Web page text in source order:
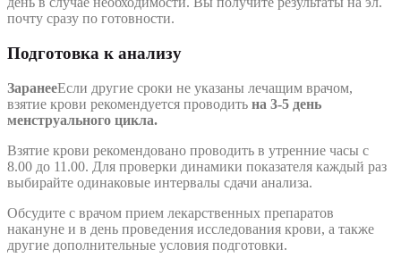
почту сразу по готовности.
Подготовка к анализу
ЗаранееЕсли другие сроки не указаны лечащим врачом,
взятие крови рекомендуется проводить на 3-5 день
менструального цикла.
Взятие крови рекомендовано проводить в утренние часы с
8.00 до 11.00. Для проверки динамики показателя каждый раз
выбирайте одинаковые интервалы сдачи анализа.
Обсудите с врачом прием лекарственных препаратов
накануне и в день проведения исследования крови, а также
другие дополнительные условия подготовки.